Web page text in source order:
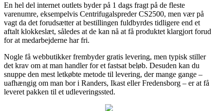
En hel del internet outlets byder på 1 dags fragt på de fleste
varenumre, eksempelvis Centrifugalspreder CS2500, men vær på
vagt da det forudsætter at bestillingen fuldbyrdes tidligere end et
aftalt klokkeslæt, således at de kan nå at få produktet klargjort forud
for at medarbejderne har fri.
Nogle få webbutikker frembyder gratis levering, men typisk stiller
det krav om at man handler for et fastsat beløb. Desuden kan du
snuppe den mest letkøbte metode til levering, der mange gange –
uafhængig om man bor i Randers, Ikast eller Fredensborg – er at få
leveret pakken til et udleveringssted.